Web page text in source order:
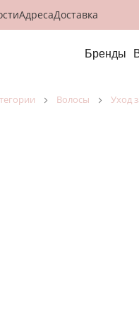
АдресаДоставка
Бренды
волосы уход